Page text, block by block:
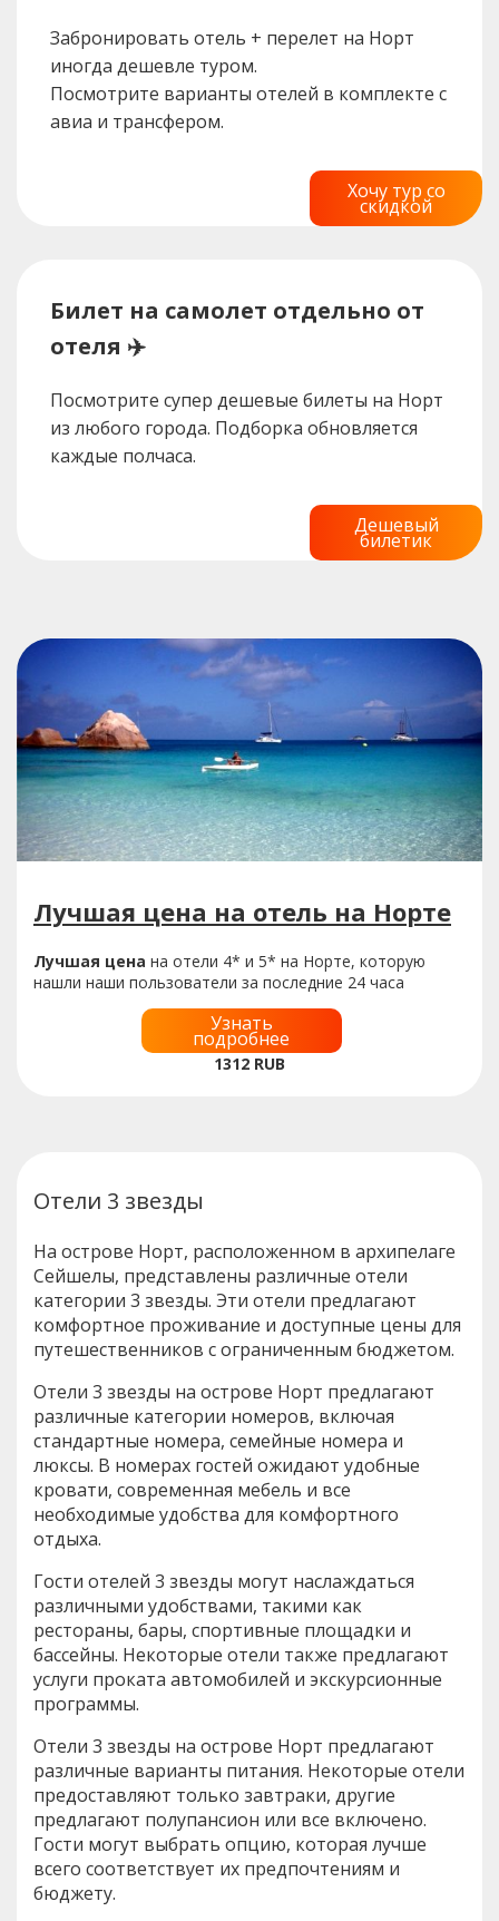
Забронировать отель + перелет на Норт
иногда дешевле туром.
Посмотрите варианты отелей в комплекте с
авиа и трансфером.
Хочу тур со
скидкой
Билет на самолет отдельно от
отеля ✈️
Посмотрите супер дешевые билеты на Норт
из любого города. Подборка обновляется
каждые полчаса.
Дешевый
билетик
Лучшая цена на отель на Норте
Лучшая цена на отели 4* и 5* на Норте, которую
нашли наши пользователи за последние 24 часа
Узнать
подробнее
1312 RUB
Отели 3 звезды
На острове Норт, расположенном в архипелаге
Сейшелы, представлены различные отели
категории 3 звезды. Эти отели предлагают
комфортное проживание и доступные цены для
путешественников с ограниченным бюджетом.
Отели 3 звезды на острове Норт предлагают
различные категории номеров, включая
стандартные номера, семейные номера и
люксы. В номерах гостей ожидают удобные
кровати, современная мебель и все
необходимые удобства для комфортного
отдыха.
Гости отелей 3 звезды могут наслаждаться
различными удобствами, такими как
рестораны, бары, спортивные площадки и
бассейны. Некоторые отели также предлагают
услуги проката автомобилей и экскурсионные
программы.
Отели 3 звезды на острове Норт предлагают
различные варианты питания. Некоторые отели
предоставляют только завтраки, другие
предлагают полупансион или все включено.
Гости могут выбрать опцию, которая лучше
всего соответствует их предпочтениям и
бюджету.